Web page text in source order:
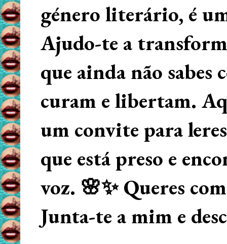
género literário, é
Ajudo-te a
que ainda não
curam e libertam.
um convite para
que está preso e
voz. 🌸✨ Queres
Junta-te a mim e